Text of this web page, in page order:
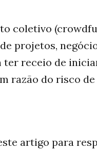
coletivo
projetos,
receio de
razão do risco
artigo para